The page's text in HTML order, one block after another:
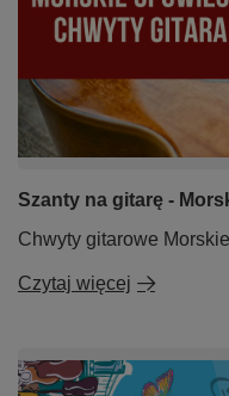
Szanty na gitarę -
Chwyty gitarowe
Czytaj więcej